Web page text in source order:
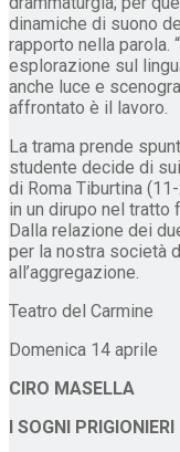
dinamiche di suono
rapporto nella parola.
esplorazione sul
anche luce e
affrontato è il lavoro.
La trama prende
studente decide di
di Roma Tiburtina
in un dirupo nel tratto
Dalla relazione dei
per la nostra società
all’aggregazione.
Teatro del Carmine
Domenica 14 aprile
CIRO MASELLA
I SOGNI PRIGIONIERI